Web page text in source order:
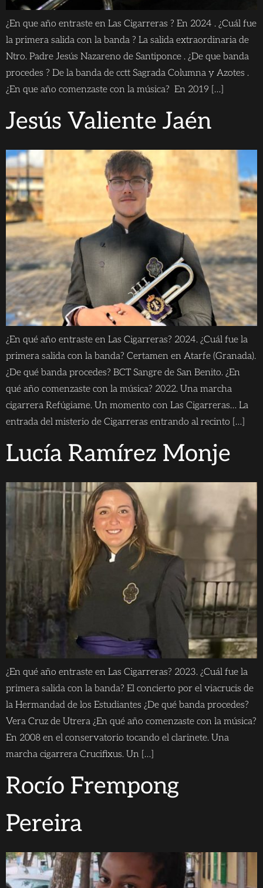
¿En que año entraste en Las Cigarreras ? En 2024 . ¿Cuál fue
la primera salida con la banda ? La salida extraordinaria de
Ntro. Padre Jesús Nazareno de Santiponce . ¿De que banda
procedes ? De la banda de cctt Sagrada Columna y Azotes .
¿En que año comenzaste con la música? En 2019 […]
Jesús Valiente Jaén
¿En qué año entraste en Las Cigarreras? 2024. ¿Cuál fue la
primera salida con la banda? Certamen en Atarfe (Granada).
¿De qué banda procedes? BCT Sangre de San Benito. ¿En
qué año comenzaste con la música? 2022. Una marcha
cigarrera Refúgiame. Un momento con Las Cigarreras… La
entrada del misterio de Cigarreras entrando al recinto […]
Lucía Ramírez Monje
¿En qué año entraste en Las Cigarreras? 2023. ¿Cuál fue la
primera salida con la banda? El concierto por el viacrucis de
la Hermandad de los Estudiantes ¿De qué banda procedes?
Vera Cruz de Utrera ¿En qué año comenzaste con la música?
En 2008 en el conservatorio tocando el clarinete. Una
marcha cigarrera Crucifixus. Un […]
Rocío Frempong
Pereira